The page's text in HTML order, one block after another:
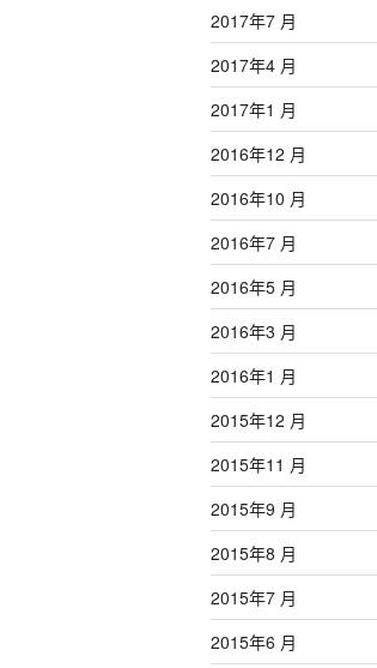
2017年7 月
2017年4 月
2017年1 月
2016年12 月
2016年10 月
2016年7 月
2016年5 月
2016年3 月
2016年1 月
2015年12 月
2015年11 月
2015年9 月
2015年8 月
2015年7 月
2015年6 月